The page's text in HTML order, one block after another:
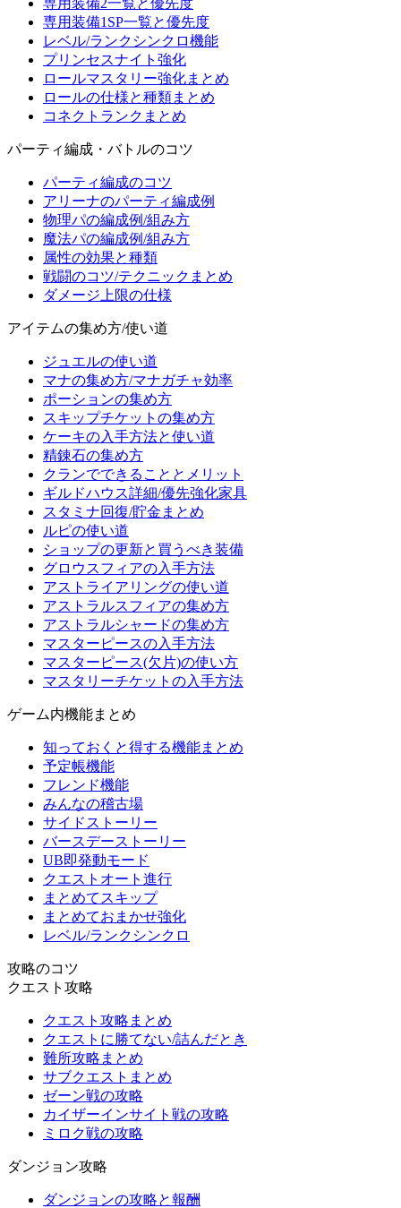
専用装備2一覧と優先度
専用装備1SP一覧と優先度
レベル/ランクシンクロ機能
プリンセスナイト強化
ロールマスタリー強化まとめ
ロールの仕様と種類まとめ
コネクトランクまとめ
パーティ編成・バトルのコツ
パーティ編成のコツ
アリーナのパーティ編成例
物理パの編成例/組み方
魔法パの編成例/組み方
属性の効果と種類
戦闘のコツ/テクニックまとめ
ダメージ上限の仕様
アイテムの集め方/使い道
ジュエルの使い道
マナの集め方/マナガチャ効率
ポーションの集め方
スキップチケットの集め方
ケーキの入手方法と使い道
精錬石の集め方
クランでできることとメリット
ギルドハウス詳細/優先強化家具
スタミナ回復/貯金まとめ
ルピの使い道
ショップの更新と買うべき装備
グロウスフィアの入手方法
アストライアリングの使い道
アストラルスフィアの集め方
アストラルシャードの集め方
マスターピースの入手方法
マスターピース(欠片)の使い方
マスタリーチケットの入手方法
ゲーム内機能まとめ
知っておくと得する機能まとめ
予定帳機能
フレンド機能
みんなの稽古場
サイドストーリー
バースデーストーリー
UB即発動モード
クエストオート進行
まとめてスキップ
まとめておまかせ強化
レベル/ランクシンクロ
攻略のコツ
クエスト攻略
クエスト攻略まとめ
クエストに勝てない/詰んだとき
難所攻略まとめ
サブクエストまとめ
ゼーン戦の攻略
カイザーインサイト戦の攻略
ミロク戦の攻略
ダンジョン攻略
ダンジョンの攻略と報酬